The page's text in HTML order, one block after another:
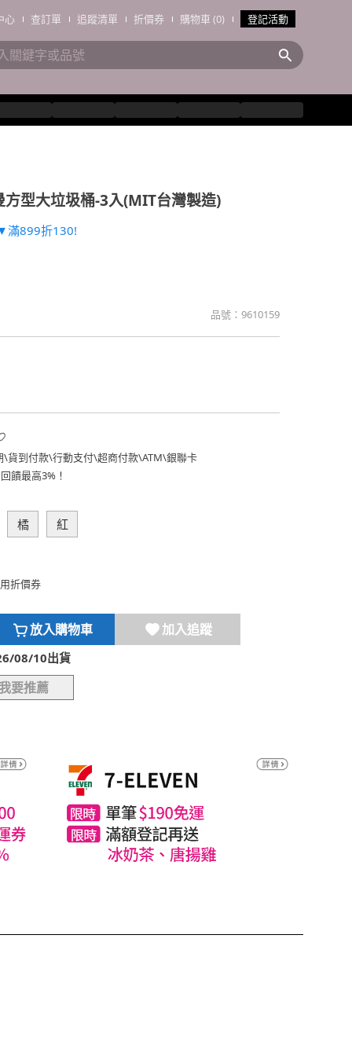
心 查訂單 追蹤清單 折價券 購物車 (0) 登記活動
方型大垃圾桶-3入(MIT台灣製造)
滿899折130!
品號： 9610159
\貨到付款\行動支付\超商付款\ATM\銀聯卡
饋最高3%！
橘 紅
折價券
放入購物車 加入追蹤
08/10出貨
我要推薦